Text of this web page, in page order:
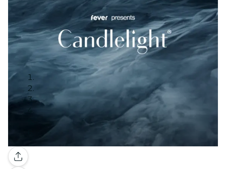
Galería